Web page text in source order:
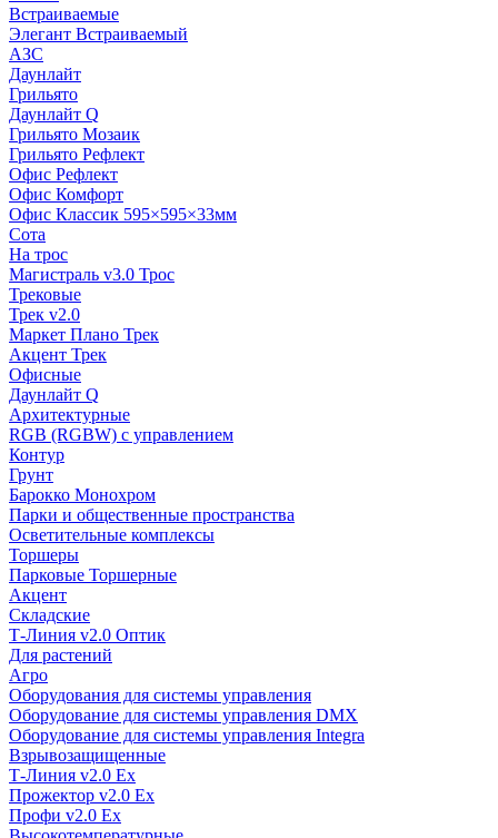
Встраиваемые
Элегант Встраиваемый
АЗС
Даунлайт
Грильято
Даунлайт Q
Грильято Мозаик
Грильято Рефлект
Офис Рефлект
Офис Комфорт
Офис Классик 595×595×33мм
Сота
На трос
Магистраль v3.0 Трос
Трековые
Трек v2.0
Маркет Плано Трек
Акцент Трек
Офисные
Даунлайт Q
Архитектурные
RGB (RGBW) с управлением
Контур
Грунт
Барокко Монохром
Парки и общественные пространства
Осветительные комплексы
Торшеры
Парковые Торшерные
Акцент
Складские
Т-Линия v2.0 Оптик
Для растений
Агро
Оборудования для системы управления
Оборудование для системы управления DMX
Оборудование для системы управления Integra
Взрывозащищенные
Т-Линия v2.0 Ex
Прожектор v2.0 Ex
Профи v2.0 Ex